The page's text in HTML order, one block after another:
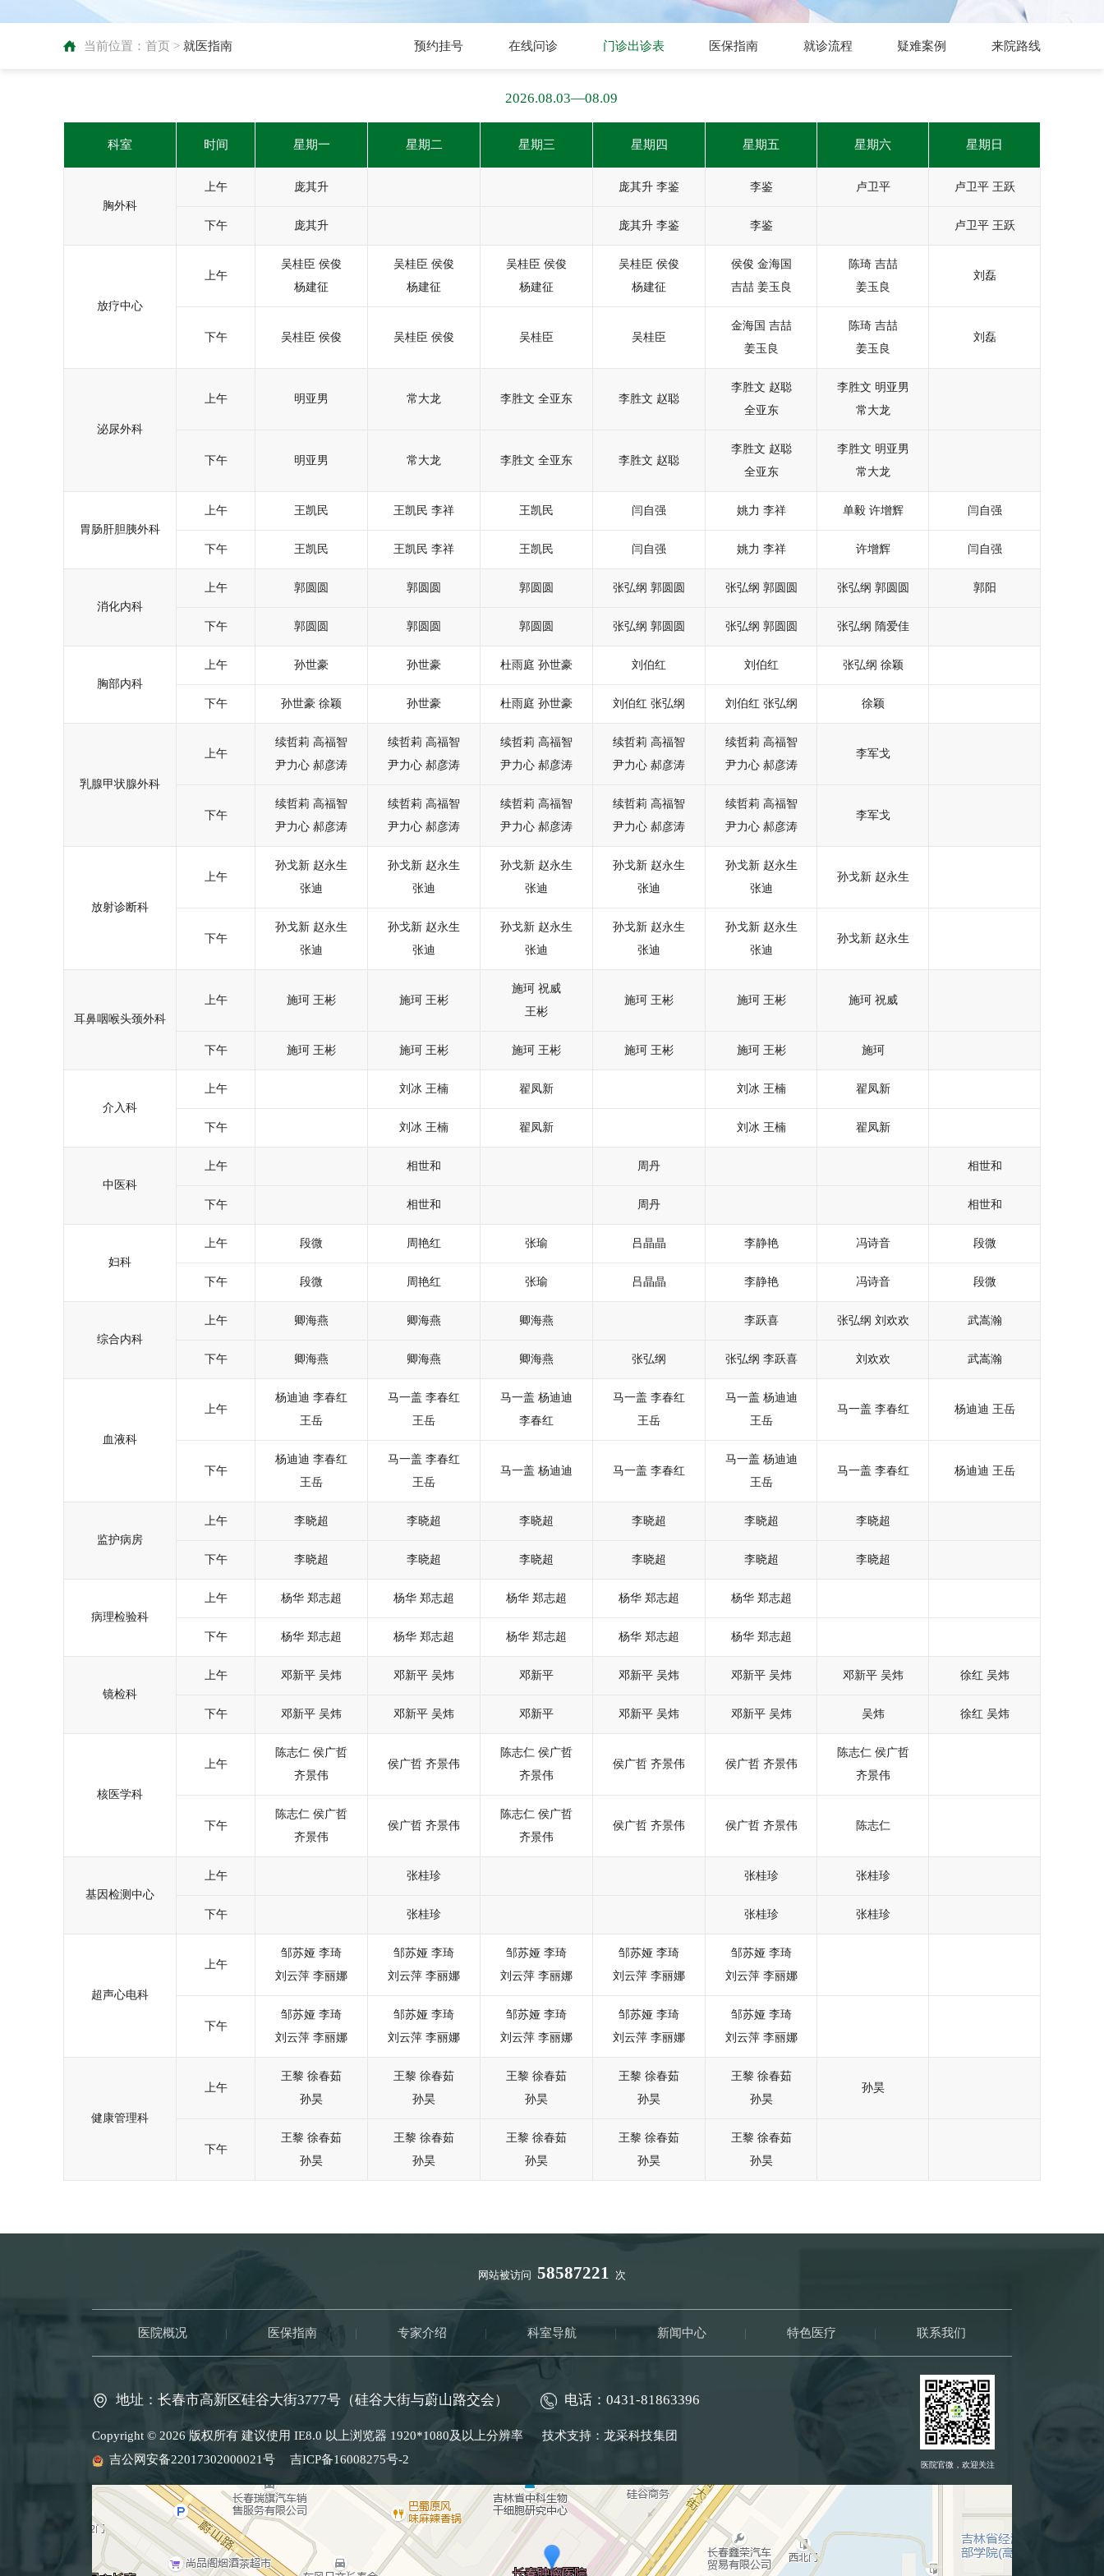
当前位置： 首页 > 就医指南 预约挂号 在线问诊 门诊出诊表 医保指南 就诊流程 疑难案例 来院路线
2026.08.03—08.09
科室 时间 星期一 星期二 星期三 星期四 星期五 星期六 星期日
胸外科
上午 庞其升 庞其升 李鉴 李鉴 卢卫平 卢卫平 王跃
下午 庞其升 庞其升 李鉴 李鉴 卢卫平 王跃
放疗中心
上午
吴桂臣 侯俊
杨建征
吴桂臣 侯俊
杨建征
吴桂臣 侯俊
杨建征
吴桂臣 侯俊
杨建征
侯俊 金海国
吉喆 姜玉良
陈琦 吉喆
姜玉良
刘磊
下午 吴桂臣 侯俊 吴桂臣 侯俊 吴桂臣 吴桂臣
金海国 吉喆
姜玉良
陈琦 吉喆
姜玉良
刘磊
泌尿外科
上午 明亚男 常大龙 李胜文 全亚东 李胜文 赵聪
李胜文 赵聪
全亚东
李胜文 明亚男
常大龙
下午 明亚男 常大龙 李胜文 全亚东 李胜文 赵聪
李胜文 赵聪
全亚东
李胜文 明亚男
常大龙
胃肠肝胆胰外科
上午 王凯民 王凯民 李祥 王凯民 闫自强 姚力 李祥 单毅 许增辉 闫自强
下午 王凯民 王凯民 李祥 王凯民 闫自强 姚力 李祥 许增辉 闫自强
消化内科
上午 郭圆圆 郭圆圆 郭圆圆 张弘纲 郭圆圆 张弘纲 郭圆圆 张弘纲 郭圆圆 郭阳
下午 郭圆圆 郭圆圆 郭圆圆 张弘纲 郭圆圆 张弘纲 郭圆圆 张弘纲 隋爱佳
胸部内科
上午 孙世豪 孙世豪 杜雨庭 孙世豪 刘伯红 刘伯红 张弘纲 徐颖
下午 孙世豪 徐颖 孙世豪 杜雨庭 孙世豪 刘伯红 张弘纲 刘伯红 张弘纲 徐颖
乳腺甲状腺外科
上午
续哲莉 高福智
尹力心 郝彦涛
续哲莉 高福智
尹力心 郝彦涛
续哲莉 高福智
尹力心 郝彦涛
续哲莉 高福智
尹力心 郝彦涛
续哲莉 高福智
尹力心 郝彦涛
李军戈
下午
续哲莉 高福智
尹力心 郝彦涛
续哲莉 高福智
尹力心 郝彦涛
续哲莉 高福智
尹力心 郝彦涛
续哲莉 高福智
尹力心 郝彦涛
续哲莉 高福智
尹力心 郝彦涛
李军戈
放射诊断科
上午
孙戈新 赵永生
张迪
孙戈新 赵永生
张迪
孙戈新 赵永生
张迪
孙戈新 赵永生
张迪
孙戈新 赵永生
张迪
孙戈新 赵永生
下午
孙戈新 赵永生
张迪
孙戈新 赵永生
张迪
孙戈新 赵永生
张迪
孙戈新 赵永生
张迪
孙戈新 赵永生
张迪
孙戈新 赵永生
耳鼻咽喉头颈外科
上午 施珂 王彬 施珂 王彬
施珂 祝威
王彬
施珂 王彬 施珂 王彬 施珂 祝威
下午 施珂 王彬 施珂 王彬 施珂 王彬 施珂 王彬 施珂 王彬 施珂
介入科
上午 刘冰 王楠 翟凤新 刘冰 王楠 翟凤新
下午 刘冰 王楠 翟凤新 刘冰 王楠 翟凤新
中医科
上午 相世和 周丹 相世和
下午 相世和 周丹 相世和
妇科
上午 段微 周艳红 张瑜 吕晶晶 李静艳 冯诗音 段微
下午 段微 周艳红 张瑜 吕晶晶 李静艳 冯诗音 段微
综合内科
上午 卿海燕 卿海燕 卿海燕 李跃喜 张弘纲 刘欢欢 武嵩瀚
下午 卿海燕 卿海燕 卿海燕 张弘纲 张弘纲 李跃喜 刘欢欢 武嵩瀚
血液科
上午
杨迪迪 李春红
王岳
马一盖 李春红
王岳
马一盖 杨迪迪
李春红
马一盖 李春红
王岳
马一盖 杨迪迪
王岳
马一盖 李春红 杨迪迪 王岳
下午
杨迪迪 李春红
王岳
马一盖 李春红
王岳
马一盖 杨迪迪 马一盖 李春红
马一盖 杨迪迪
王岳
马一盖 李春红 杨迪迪 王岳
监护病房
上午 李晓超 李晓超 李晓超 李晓超 李晓超 李晓超
下午 李晓超 李晓超 李晓超 李晓超 李晓超 李晓超
病理检验科
上午 杨华 郑志超 杨华 郑志超 杨华 郑志超 杨华 郑志超 杨华 郑志超
下午 杨华 郑志超 杨华 郑志超 杨华 郑志超 杨华 郑志超 杨华 郑志超
镜检科
上午 邓新平 吴炜 邓新平 吴炜 邓新平 邓新平 吴炜 邓新平 吴炜 邓新平 吴炜 徐红 吴炜
下午 邓新平 吴炜 邓新平 吴炜 邓新平 邓新平 吴炜 邓新平 吴炜 吴炜 徐红 吴炜
核医学科
上午
陈志仁 侯广哲
齐景伟
侯广哲 齐景伟
陈志仁 侯广哲
齐景伟
侯广哲 齐景伟 侯广哲 齐景伟
陈志仁 侯广哲
齐景伟
下午
陈志仁 侯广哲
齐景伟
侯广哲 齐景伟
陈志仁 侯广哲
齐景伟
侯广哲 齐景伟 侯广哲 齐景伟 陈志仁
基因检测中心
上午 张桂珍 张桂珍 张桂珍
下午 张桂珍 张桂珍 张桂珍
超声心电科
上午
邹苏娅 李琦
刘云萍 李丽娜
邹苏娅 李琦
刘云萍 李丽娜
邹苏娅 李琦
刘云萍 李丽娜
邹苏娅 李琦
刘云萍 李丽娜
邹苏娅 李琦
刘云萍 李丽娜
下午
邹苏娅 李琦
刘云萍 李丽娜
邹苏娅 李琦
刘云萍 李丽娜
邹苏娅 李琦
刘云萍 李丽娜
邹苏娅 李琦
刘云萍 李丽娜
邹苏娅 李琦
刘云萍 李丽娜
健康管理科
上午
王黎 徐春茹
孙昊
王黎 徐春茹
孙昊
王黎 徐春茹
孙昊
王黎 徐春茹
孙昊
王黎 徐春茹
孙昊
孙昊
下午
王黎 徐春茹
孙昊
王黎 徐春茹
孙昊
王黎 徐春茹
孙昊
王黎 徐春茹
孙昊
王黎 徐春茹
孙昊
网站被访问 58587221 次
医院概况 | 医保指南 | 专家介绍 | 科室导航 | 新闻中心 | 特色医疗 | 联系我们
地址：长春市高新区硅谷大街3777号（硅谷大街与蔚山路交会） 电话：0431-81863396
Copyright © 2026 版权所有 建议使用 IE8.0 以上浏览器 1920*1080及以上分辨率 技术支持： 龙采科技集团
吉公网安备22017302000021号
吉ICP备16008275号-2 医院官微，欢迎关注